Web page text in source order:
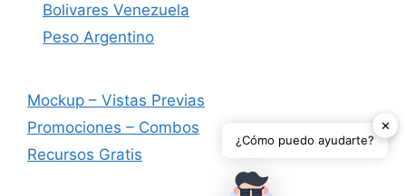
Bolivares Venezuela
Peso Argentino
Mockup – Vistas Previas
Promociones – Combos
Recursos Gratis
✕
¿Cómo puedo ayudarte?